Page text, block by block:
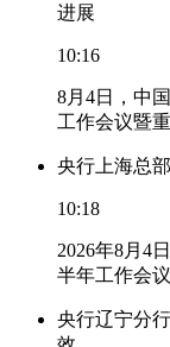
进展
10:16
8月4日，中
工作会议暨
央行上海总
10:18
2026年8月4
半年工作会议
央行辽宁分